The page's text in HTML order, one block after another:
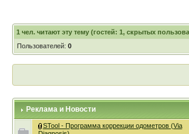
1 чел. читают эту тему (гостей: 1, скрытых
Пользователей: 0
Реклама и Новости
STool - Программа коррекции одометров (Via